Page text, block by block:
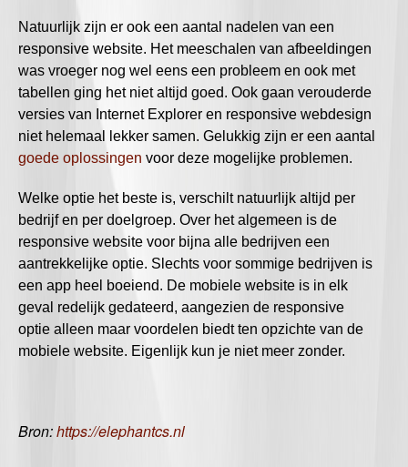
Natuurlijk zijn er ook een aantal nadelen van een
responsive website. Het meeschalen van afbeeldingen
was vroeger nog wel eens een probleem en ook met
tabellen ging het niet altijd goed. Ook gaan verouderde
versies van Internet Explorer en responsive webdesign
niet helemaal lekker samen. Gelukkig zijn er een aantal
goede oplossingen voor deze mogelijke problemen.
Welke optie het beste is, verschilt natuurlijk altijd per
bedrijf en per doelgroep. Over het algemeen is de
responsive website voor bijna alle bedrijven een
aantrekkelijke optie. Slechts voor sommige bedrijven is
een app heel boeiend. De mobiele website is in elk
geval redelijk gedateerd, aangezien de responsive
optie alleen maar voordelen biedt ten opzichte van de
mobiele website. Eigenlijk kun je niet meer zonder.
Bron:https://elephantcs.nl